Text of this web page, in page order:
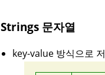
Strings 문자열
key-value 방식으로